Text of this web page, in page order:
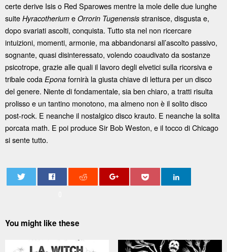
certe derive Isis o Red Sparowes mentre la mole delle due lunghe
suite Hyracotherium e Orrorin Tugenensis stranisce, disgusta e,
dopo svariati ascolti, conquista. Tutto sta nel non ricercare
intuizioni, momenti, armonie, ma abbandonarsi all’ascolto passivo,
sognante, quasi disinteressato, volendo coaudivato da sostanze
psicotrope, grazie alle quali il lavoro degli elvetici sulla ricorsiva e
tribale coda Epona fornirà la giusta chiave di lettura per un disco
del genere. Niente di fondamentale, sia ben chiaro, a tratti risulta
prolisso e un tantino monotono, ma almeno non è il solito disco
post-rock. E neanche il nostalgico disco krauto. E neanche la solita
porcata math. E poi produce Sir Bob Weston, e il tocco di Chicago
si sente tutto.
You might like these